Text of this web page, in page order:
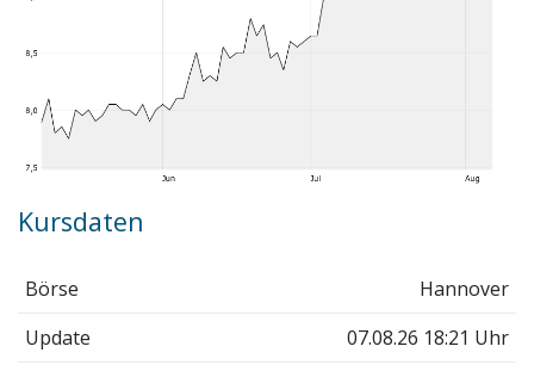
Kursdaten
Börse
Hannover
Update
07.08.26 18:21 Uhr